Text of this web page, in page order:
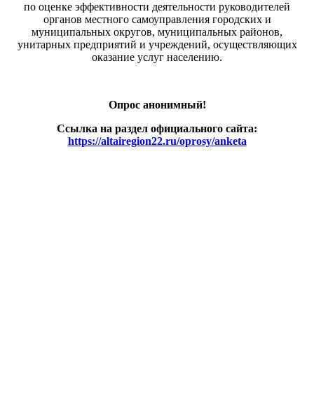
по оценке эффективности деятельности руководителей
органов местного самоуправления городских и
муниципальных округов, муниципальных районов,
унитарных предприятий и учреждений, осуществляющих
оказание услуг населению.
Опрос анонимный!
Ссылка на раздел официального сайта:
https://altairegion22.ru/oprosy/anketa